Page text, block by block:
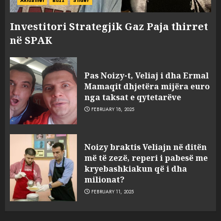
Investitori Strategjik Gaz Paja thirret
në SPAK
Pas Noizy-t, Veliaj i dha Ermal
Mamaqit dhjetëra mijëra euro
nga taksat e qytetarëve
FEBRUARY 18, 2025
Noizy braktis Veliajn në ditën
më të zezë, reperi i pabesë me
kryebashkiakun që i dha
milionat?
FEBRUARY 11, 2025
3
sulmuan “One Albania”,
ngjarja u fsheh. A u vodhën
serverat?
MARCH 25, 2025